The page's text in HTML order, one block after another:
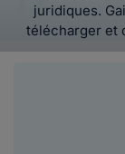
juridiques.
télécharger et